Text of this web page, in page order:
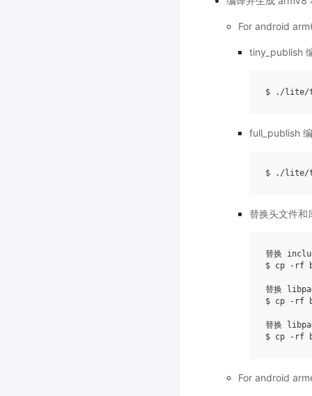
For android
tiny_publish
$ ./lite/
full_publish
$ ./lite/
替换头文件和
替换
$ cp -rf
替换
$ cp -rf
替换
For android